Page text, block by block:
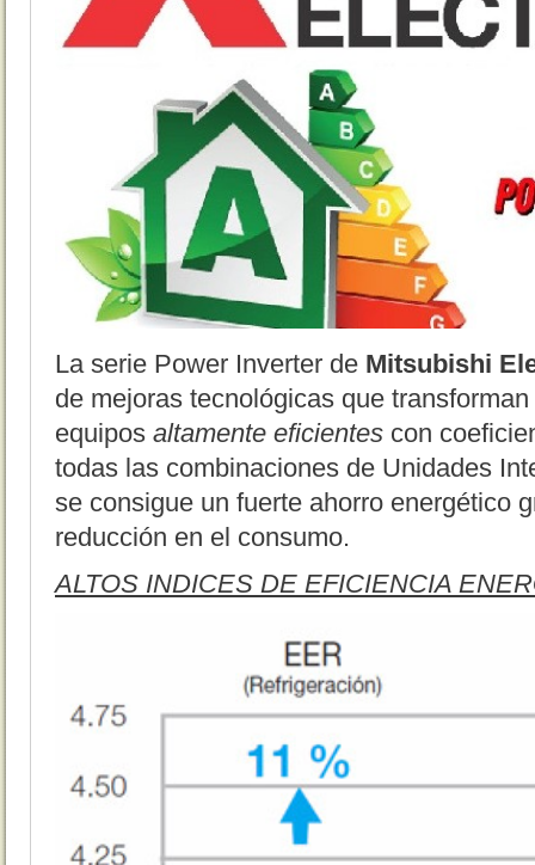
La serie Power Inverter de Mitsubishi
de mejoras tecnológicas que
equipos altamente eficientes con
todas las combinaciones de Unidades
se consigue un fuerte ahorro energético
reducción en el consumo.
ALTOS INDICES DE EFICIENCIA